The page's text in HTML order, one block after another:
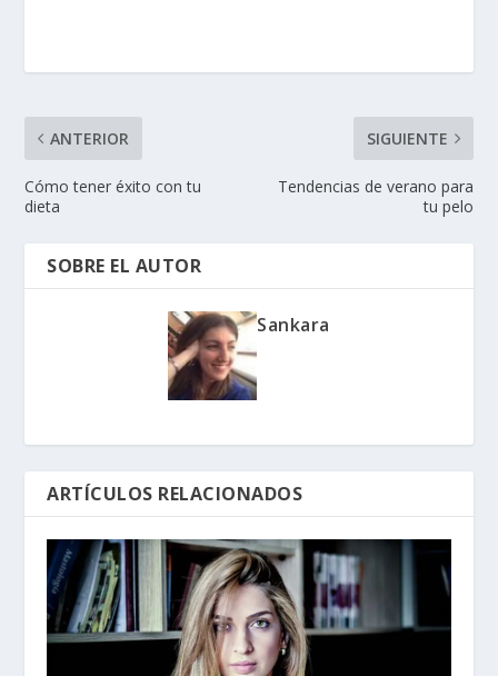
ANTERIOR
Cómo tener éxito con tu
dieta
SIGUIENTE
Tendencias de verano para
tu pelo
SOBRE EL AUTOR
Sankara
ARTÍCULOS RELACIONADOS